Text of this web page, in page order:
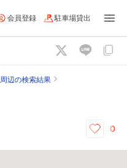
会員登録 駐車場貸出
周辺の検索結果
0